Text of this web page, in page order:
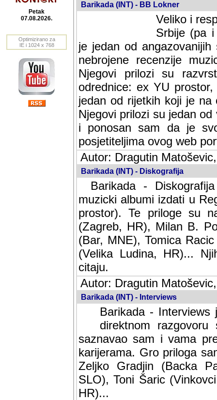
Petak
07.08.2026.
Optimizirano za
IE i 1024 x 768
Barikada (INT) - BB Lokner
Veliko i
Srbije (pa
je jedan od
nebrojene recenzije
Njegovi prilozi su
odrednice: ex YU
jedan od rijetkih koji je
Njegovi prilozi su jedan
i ponosan sam da je
posjetiteljima ovog web
Autor: Dragutin
Barikada (INT) - Diskografija
Barikada -
muzicki albumi izdati u
prostor). Te priloge su
(Zagreb, HR), Milan B.
(Bar, MNE), Tomica
(Velika Ludina, HR)...
citaju.
Autor: Dragutin
Barikada (INT) - Interviews
Barikada -
direktnom
saznavao sam i vama
karijerama. Gro priloga
Zeljko Gradjin (Backa
SLO), Toni Šaric
HR)...